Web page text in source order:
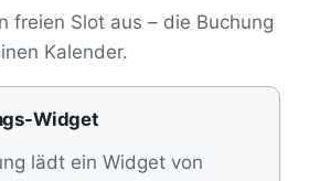
freien Slot aus – die Buchung
Kalender.
Widget
lädt ein Widget von